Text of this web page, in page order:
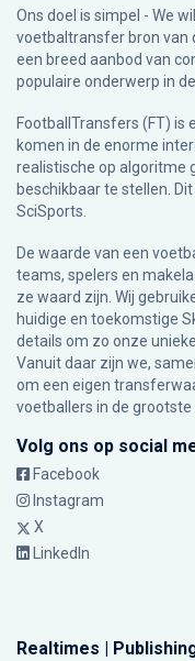
Ons doel is simpel - We
voetbaltransfer bron van
een breed aanbod van
populaire onderwerp in
FootballTransfers (FT)
komen in de enorme
realistische op algoritme
beschikbaar te stellen.
SciSports.
De waarde van een
teams, spelers en
ze waard zijn. Wij
huidige en toekomstige
details om zo onze
Vanuit daar zijn we,
om een eigen
voetballers in de
Volg ons op social
Facebook
Instagram
X
LinkedIn
Realtimes |